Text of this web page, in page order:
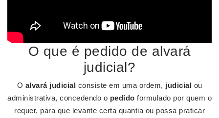
O que é pedido de alvará
judicial?
O alvará judicial consiste em uma ordem, judicial ou
administrativa, concedendo o pedido formulado por quem o
requer, para que levante certa quantia ou possa praticar